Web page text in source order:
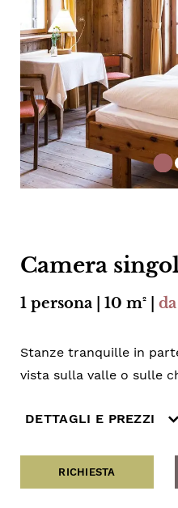
Camera
1 persona | 10 m² |
Stanze tranquille in
vista sulla valle o sulle
DETTAGLI E PREZZI
RICHIESTA